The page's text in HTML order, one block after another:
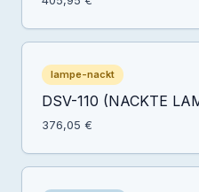
lampe-nackt
DSV-110 (NACKTE
376,05 €